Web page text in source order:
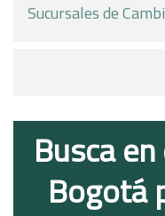
Sucursales de
Busca
Bogotá